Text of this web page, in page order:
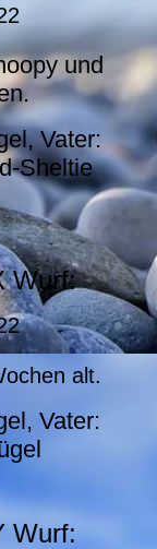
und
Vater:
Sheltie
Wurf:
alt.
Vater:
Wurf: